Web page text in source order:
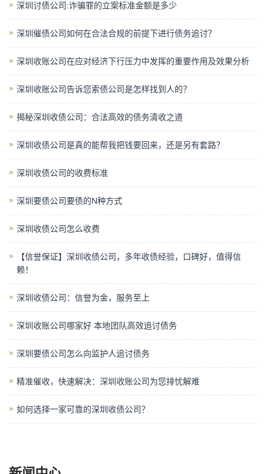
深圳讨债公司:诈骗罪的立案标准金额是多少
深圳催债公司如何在合法合规的前提下进行债务追讨？
深圳收账公司在应对经济下行压力中发挥的重要作用及效果分析
深圳收账公司​告诉您索债公司是怎样找到人的？
揭秘深圳收债公司：合法高效的债务清收之道
深圳收债公司是真的能帮我把钱要回来，还是另有套路？
深圳收债公司的收费标准
深圳要债公司要债的N种方式
深圳收债公司怎么收费
【信誉保证】深圳收债公司，多年收债经验，口碑好，值得信
赖！
深圳收债公司：信誉为金，服务至上
深圳收账公司哪家好 本地团队高效追讨债务
深圳要债公司​怎么向监护人追讨债务
精准催收，快速解决：深圳收账公司为您排忧解难
如何选择一家可靠的深圳收债公司？